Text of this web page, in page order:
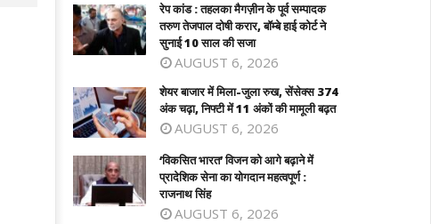
शेयर बाजार में मिला-जुला रुख, सेंसेक्स 374 अंक
चढ़ा, निफ्टी में 11 अंकों की मामूली बढ़त
सेना का योगदान महत्वपूर्ण : राजनाथ सिंह
रेप कांड : तहलका मैगज़ीन के पूर्व सम्पादक
तरुण तेजपाल दोषी करार, बॉम्बे हाई कोर्ट ने
सुनाई 10 साल की सजा
AUGUST 6, 2026
शेयर बाजार में मिला-जुला रुख, सेंसेक्स 374
अंक चढ़ा, निफ्टी में 11 अंकों की मामूली बढ़त
AUGUST 6, 2026
‘विकसित भारत’ विजन को आगे बढ़ाने में
प्रादेशिक सेना का योगदान महत्वपूर्ण :
राजनाथ सिंह
AUGUST 6, 2026